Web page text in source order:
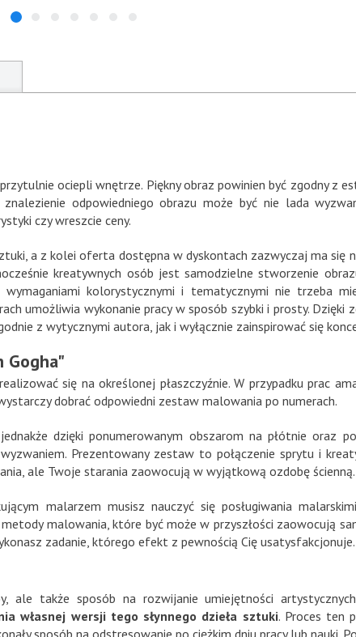
ociepli wnętrze. Piękny obraz powinien być zgodny z
odpowiedniego obrazu może być nie lada
czy wreszcie ceny.
a z kolei oferta dostępna w dyskontach zazwyczaj ma się
kreatywnych osób jest samodzielne stworzenie
kolorystycznymi i tematycznymi nie trzeba
umożliwia wykonanie pracy w sposób szybki i prosty. Dzięki
z wytycznymi autora, jak i wyłącznie zainspirować się
Gogha"
się na określonej płaszczyźnie. W przypadku prac
dobrać odpowiedni zestaw malowania po numerach.
dzięki ponumerowanym obszarom na płótnie oraz
Prezentowany zestaw to połączenie sprytu i
ale Twoje starania zaowocują w wyjątkową ozdobę ścienną.
malarzem musisz nauczyć się posługiwania
malowania, które być może w przyszłości zaowocują
zadanie, którego efekt z pewnością Cię usatysfakcjonuje.
ale także sposób na rozwijanie umiejętności
własnej wersji tego słynnego dzieła sztuki. Proces ten
sposób na odstresowanie po ciężkim dniu pracy lub nauki.